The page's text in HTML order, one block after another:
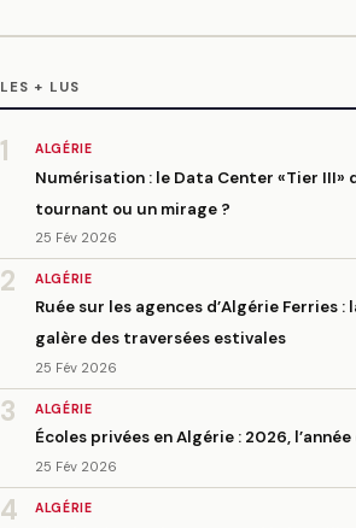
LES + LUS
1 ALGÉRIE
Numérisation : le Data Center «Tier III»
tournant ou un mirage ?
25 Fév 2026
2 ALGÉRIE
Ruée sur les agences d’Algérie Ferries :
galère des traversées estivales
25 Fév 2026
3 ALGÉRIE
Écoles privées en Algérie : 2026,
25 Fév 2026
4 ALGÉRIE